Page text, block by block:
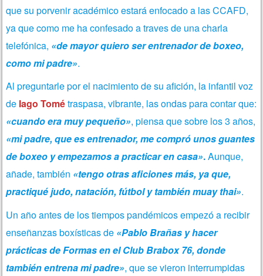
que su porvenir académico estará enfocado a las CCAFD,
ya que como me ha confesado a traves de una charla
telefónica, «de mayor quiero ser entrenador de boxeo,
como mi padre».
Al preguntarle por el nacimiento de su afición, la infantil voz
de Iago Tométraspasa, vibrante, las ondas para contar que:
«cuando era muy pequeño», piensa que sobre los 3 años,
«mi padre, que es entrenador, me compró unos guantes
de boxeo y empezamos a practicar en casa».Aunque,
añade, también «tengo otras aficiones más, ya que,
practiqué judo, natación, fútbol y también muay thai».
Un año antes de los tiempos pandémicos empezó a recibir
enseñanzas boxísticas de «Pablo Brañas y hacer
prácticas de Formas en el Club Brabox 76, donde
también entrena mi padre», que se vieron interrumpidas